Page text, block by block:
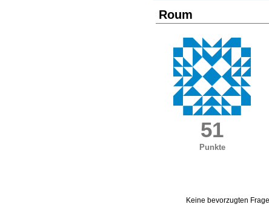
Roum
51
Punkte
Keine bevorzugten